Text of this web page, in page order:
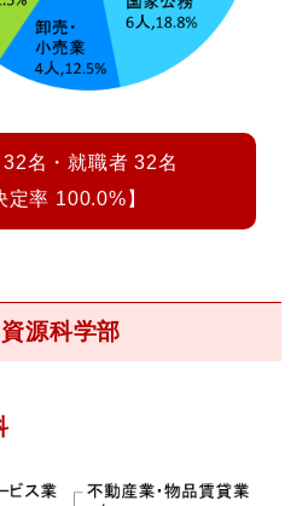
名・就職者 32名
定率 100.0%】
源科学部